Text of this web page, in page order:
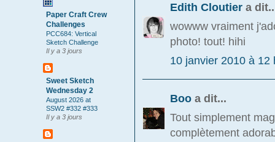
Edith Cloutier a
wowww vraiment
photo! tout! hihi
10 janvier 2010 à 12
Boo a dit...
Tout simplement
complètement
Paper Craft Crew
Challenges
PCC684: Vertical
Sketch Challenge
Il y a 3 jours
Sweet Sketch
Wednesday 2
August 2026 at
SSW2 #332 #333
Il y a 3 jours